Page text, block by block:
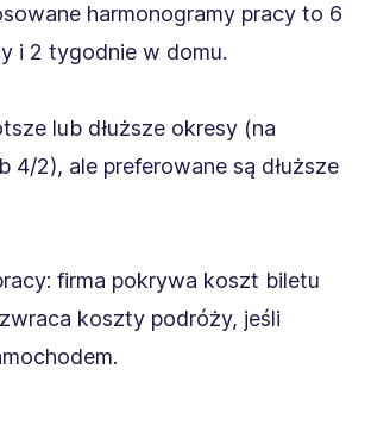
harmonogramy pracy to 6
i 2 tygodnie w domu.
lub dłuższe okresy (na
4/2), ale preferowane są dłuższe
firma pokrywa koszt biletu
koszty podróży, jeśli